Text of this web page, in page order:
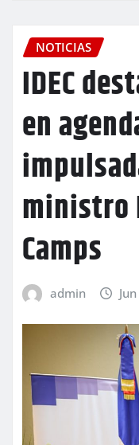
NOTICIAS
IDEC
en
ministro
Camps
admin